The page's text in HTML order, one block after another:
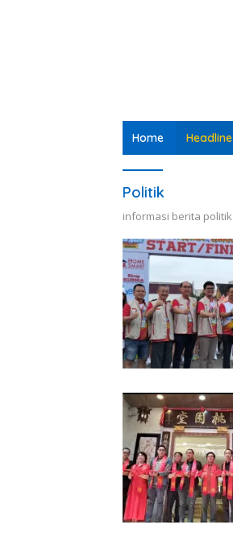
Home Headline
Politik
informasi berita politik